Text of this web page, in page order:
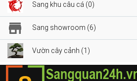
Sang khu câu cá (0)
Sang showroom (6)
Vườn cây cảnh (1)